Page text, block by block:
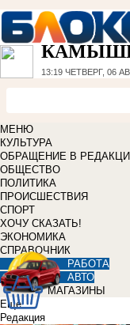
13:19 ЧЕТВЕРГ, 06
МЕНЮ
КУЛЬТУРА
ОБРАЩЕНИЕ В
ОБЩЕСТВО
ПОЛИТИКА
ПРОИСШЕСТВИЯ
СПОРТ
ХОЧУ СКАЗАТЬ!
ЭКОНОМИКА
СПРАВОЧНИК
РАБОТА
АВТО
МАГАЗИНЫ
Еще
Редакция